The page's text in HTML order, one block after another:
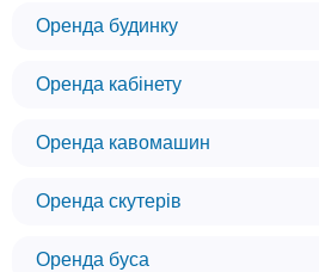
Оренда будинку
Оренда кабінету
Оренда кавомашин
Оренда скутерів
Оренда буса